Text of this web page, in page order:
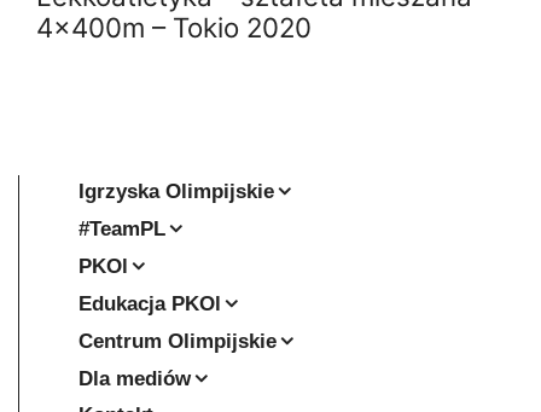
4x400m – Tokio 2020
Igrzyska Olimpijskie
#TeamPL
PKOl
Edukacja PKOl
Centrum Olimpijskie
Dla mediów